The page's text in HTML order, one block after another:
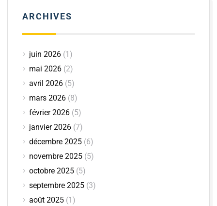
ARCHIVES
juin 2026 (1)
mai 2026 (2)
avril 2026 (5)
mars 2026 (8)
février 2026 (5)
janvier 2026 (7)
décembre 2025 (6)
novembre 2025 (5)
octobre 2025 (5)
septembre 2025 (3)
août 2025 (1)